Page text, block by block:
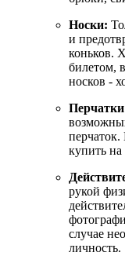
Носки:
и
коньков.
билетом,
носков -
купить на
рукой
случае
личность.